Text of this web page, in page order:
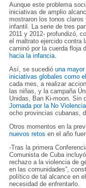
Aunque este problema
iniciativas de amplio
mostraron los tonos
infantil. La serie de tres
2011 y 2012- profundizó,
el maltrato ejercido contra
caminó por la cuerda floja
hacia la infancia
Así, se sucedióuna
iniciativas globales como
cada mes, a realizar
las niñas, y la campaña
Unidas, Ban Ki-moon. Sin
Jornada por la No
ocho provincias cubanas,
Otros momentos en la
nuevos retos en el año
-Tras la primera
Comunista de Cuba
rechazo a la violencia de
en las comunidades”,
político de tal alcance en
necesidad de enfrentarlo.